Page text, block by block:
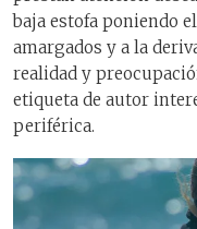
baja estofa poniendo
amargados y a la
realidad y
etiqueta de autor
periférica.